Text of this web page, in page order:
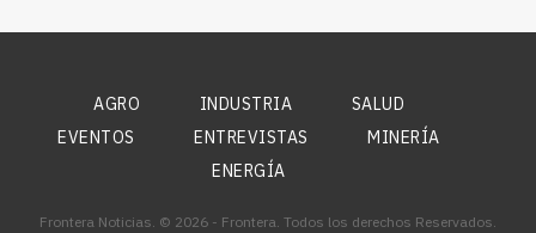
AGRO INDUSTRIA
SALUD
EVENTOS
ENTREVISTAS
MINERÍA
ENERGÍA
Frontera Noticias. © 2026 - Frontera. Todos los derechos Reservados.